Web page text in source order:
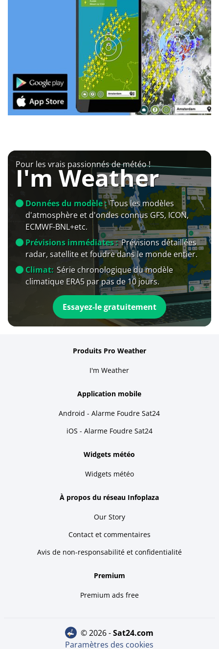
Pour les vrais passionnés de météo !
I'm Weather
Données du modèle : Tous les modèles
d'atmosphère et d'ondes connus GFS, ICON,
ECMWF-BNL+etc.
Prévisions immédiates : Prévisions détaillées
radar, satellite et foudre dans le monde entier.
Climat: Série chronologique du modèle
climatique ERA5 par pas de 10 jours.
Essayez-le gratuitement
Produits Pro Weather
I'm Weather
Application mobile
Android - Alarme Foudre Sat24
iOS - Alarme Foudre Sat24
Widgets météo
Widgets météo
À propos du réseau Infoplaza
Our Story
Contact et commentaires
Avis de non-responsabilité et confidentialité
Premium
Premium ads free
© 2026 - sat24.com
Paramètres des cookies